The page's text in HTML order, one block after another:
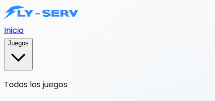
Inicio
Juegos
Todos los juegos